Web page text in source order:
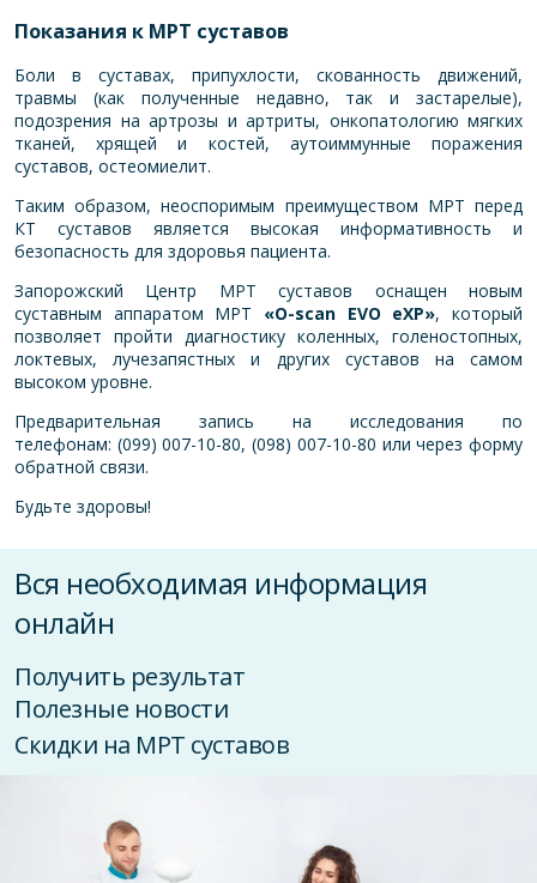
Показания к МРТ суставов
Боли в суставах, припухлости, скованность движений,
травмы (как полученные недавно, так и застарелые),
подозрения на артрозы и артриты, онкопатологию мягких
тканей, хрящей и костей, аутоиммунные поражения
суставов, остеомиелит.
Таким образом, неоспоримым преимуществом МРТ перед
КТ суставов является высокая информативность и
безопасность для здоровья пациента.
Запорожский Центр МРТ суставов оснащен новым
суставным аппаратом МРТ «O-scan EVO eXP», который
позволяет пройти диагностику коленных, голеностопных,
локтевых, лучезапястных и других суставов на самом
высоком уровне.
Предварительная запись на исследования по
телефонам: (099) 007-10-80, (098) 007-10-80 или через форму
обратной связи.
Будьте здоровы!
Вся необходимая информация
онлайн
Получить результат
Полезные новости
Скидки на МРТ суставов